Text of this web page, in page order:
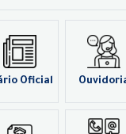
Oficial